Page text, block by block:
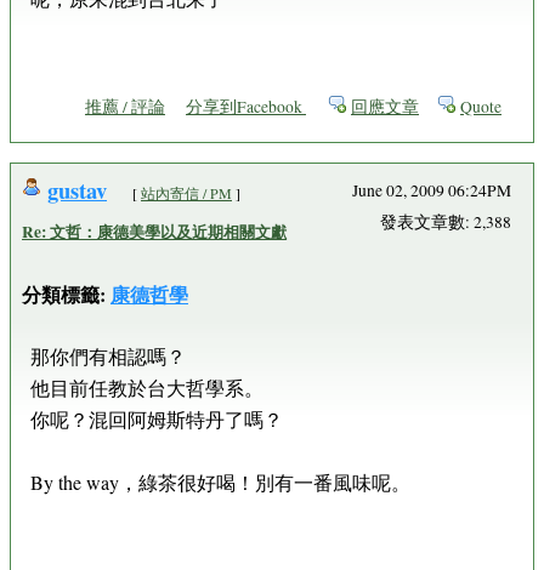
推薦 / 評論 分享到Facebook 回應文章 Quote
gustav [站內寄信 / PM ]
Re: 文哲：康德美學以及近期相關文獻
分類標籤: 康德哲學
June 02, 2009 06:24PM
發表文章數: 2,388
那你們有相認嗎？
他目前任教於台大哲學系。
你呢？混回阿姆斯特丹了嗎？
By the way，綠茶很好喝！別有一番風味呢。